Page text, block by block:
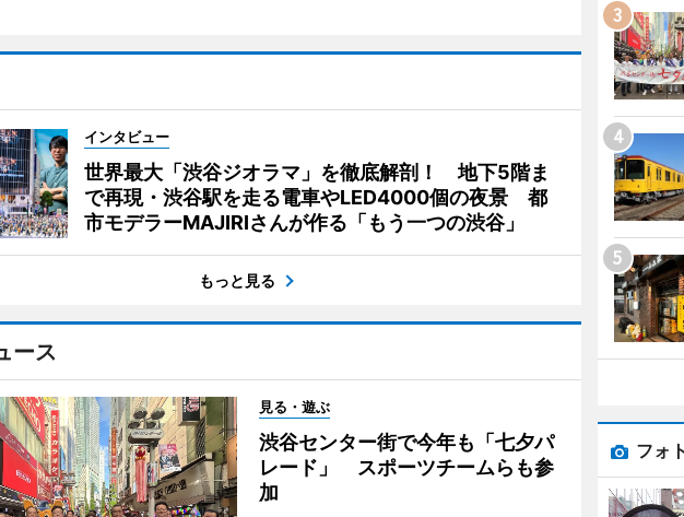
インタビュー
世界最大「渋谷ジオラマ」を徹底解剖！ 地下5階ま
で再現・渋谷駅を走る電車やLED4000個の夜景 都
市モデラーMAJIRIさんが作る「もう一つの渋谷」
もっと見る
ース
見る・遊ぶ
渋谷センター街で今年も「七夕パ
レード」 スポーツチームらも参
加
フォ